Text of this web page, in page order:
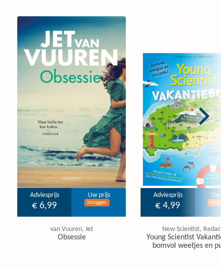
Adviesprijs
€ 6,99
Uw prijs
Inloggen
van Vuuren, Jet
Obsessie
Adviesprijs
€ 4,99
New Scientist,
Young Scientist
bomvol weetjes en